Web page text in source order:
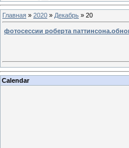
Главная » 2020 » Декабрь » 20
фотосессии роберта
Calendar